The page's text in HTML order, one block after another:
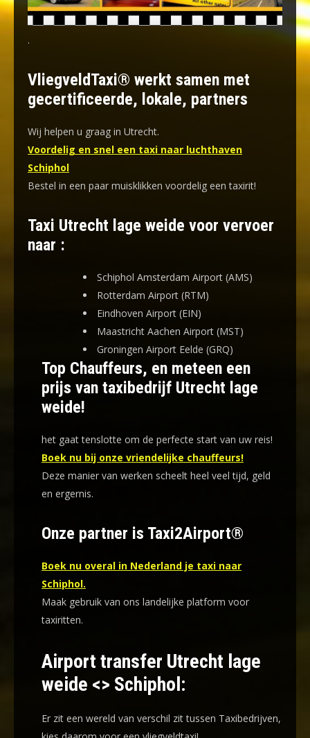
.
VliegveldTaxi® werkt samen met
gecertificeerde, lokale, partners
Wij helpen u graag in Utrecht.
Voordelig en snel een taxi naar luchthaven
Schiphol
Bestel in een paar muisklikken voordelig een taxirit!
Taxi Utrecht lage weide voor vervoer
naar :
Schiphol Amsterdam Airport (AMS)
Rotterdam Airport (RTM)
Eindhoven Airport (EIN)
Maastricht Aachen Airport (MST)
Groningen Airport Eelde (GRQ)
Top Chauffeurs, en meteen een
prijs van taxibedrijf Utrecht lage
weide!
het gaat tenslotte om de perfecte start van uw reis!
Boek nu bij onze vriendelijke chauffeurs!
Deze manier van werken scheelt heel veel tijd, geld
en ergernis.
Onze partner is Taxi2Airport®
Boek nu overal in Nederland je taxi naar
Schiphol.
Maak gebruik van ons landelijke platform voor
taxiritten.
Airport transfer Utrecht lage
weide <> Schiphol:
Er zit een wereld van verschil zit tussen Taxibedrijven,